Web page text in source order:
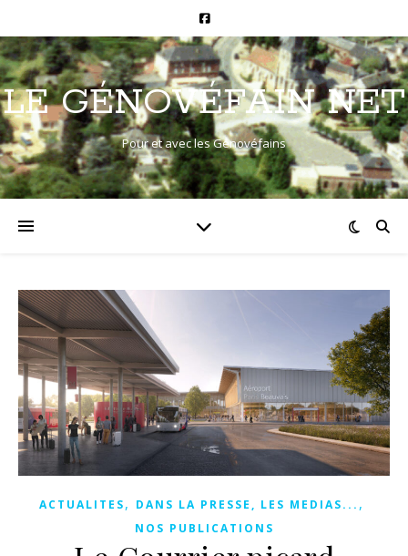
LE GÉNOVÉFAIN NET
Pour et avec les Génovéfains
ACTUALITES, DANS LA PRESSE, LES MEDIAS... ,
NOS PUBLICATIONS